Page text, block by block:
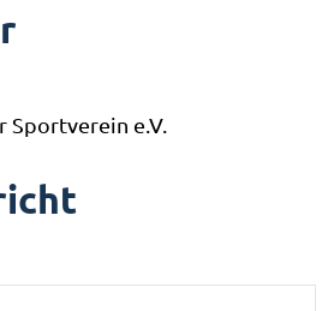
Sportverein e.V.